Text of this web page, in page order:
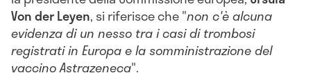
Von der Leyen, si riferisce che "non c'è alcuna
evidenza di un nesso tra i casi di trombosi
registrati in Europa e la somministrazione del
vaccino Astrazeneca".